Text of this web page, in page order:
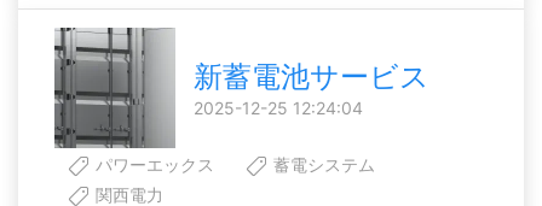
新蓄電池サービス
2025-12-25 12:24:04
パワーエックス
蓄電システム
関西電力